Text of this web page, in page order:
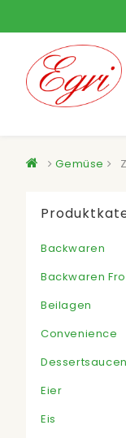
Gemüse
Backwaren
Backwaren
Beilagen
Convenience
Dessertsaucen
Eier
Eis